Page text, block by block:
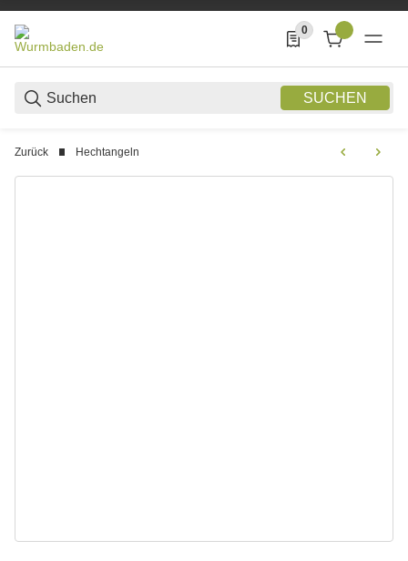
SUCHEN
0
0 Produkte in der
Zurück Hechtangeln